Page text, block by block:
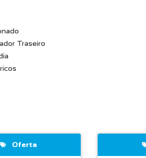
Traseiro
Oferta